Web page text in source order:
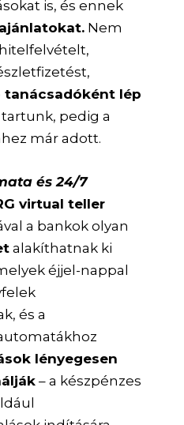
is, és ennek
Nem
tanácsadóként lép
pedig a
már adott.
és 24/7
virtual teller
a bankok olyan
alakíthatnak ki
éjjel-nappal
és a
lényegesen
– a készpénzes